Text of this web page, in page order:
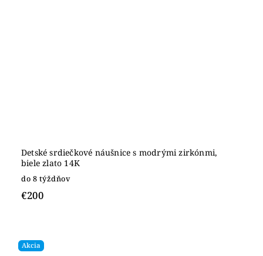
Detské srdiečkové náušnice s modrými zirkónmi,
biele zlato 14K
do 8 týždňov
€200
Akcia